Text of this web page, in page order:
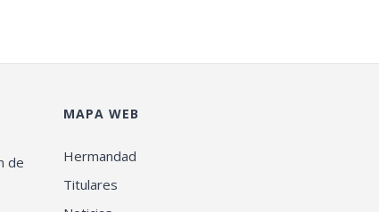
de
MAPA WEB
Hermandad
Titulares